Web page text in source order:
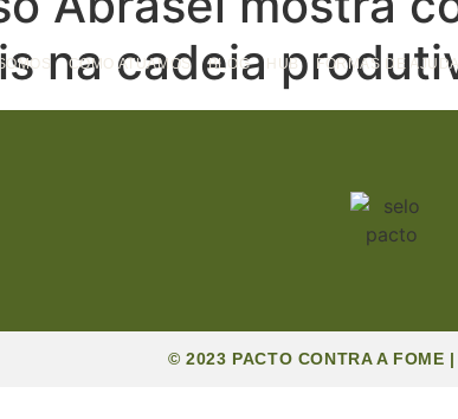
COMO ATUAMOS BLOG HUB FORMAS DE
na cadeia
© 2023 PACTO CONTRA A FOME